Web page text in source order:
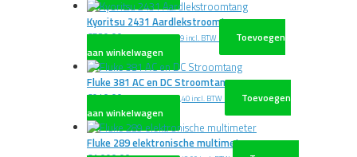
Kyoritsu 2431 Aardlekstroomtang
€529,00 excl. BTW€640,09 incl. BTW
Toevoegen
aan winkelwagen
Fluke 381 AC en DC Stroomtang
€940,00 excl. BTW€1.137,40 incl. BTW
Toevoegen
aan winkelwagen
Fluke 289 elektronische multimeter